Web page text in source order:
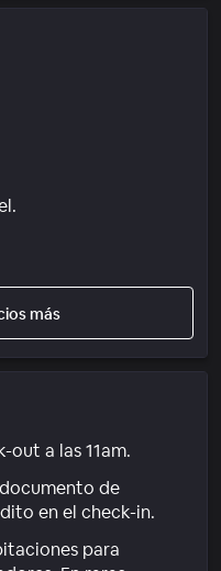
más
out a las 11am.
de
en el check-in.
para